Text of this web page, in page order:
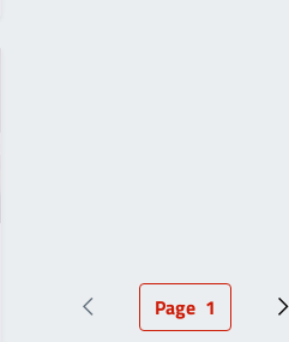
Pagina precedente
Pagina
Page 1